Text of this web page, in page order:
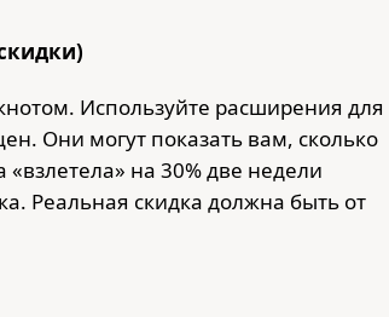
Используйте расширения для
Они могут показать вам, сколько
на 30% две недели
Реальная скидка должна быть от